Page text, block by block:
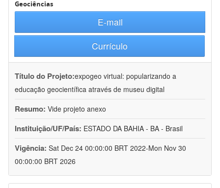
Geociências
E-mail
Currículo
Título do Projeto:expogeo virtual: popularizando a
educação geocientífica através de museu digital
Resumo: Vide projeto anexo
Instituição/UF/País: ESTADO DA BAHIA - BA - Brasil
Vigência: Sat Dec 24 00:00:00 BRT 2022-Mon Nov 30
00:00:00 BRT 2026